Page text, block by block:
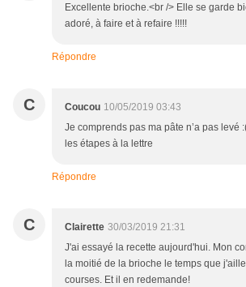
Excellente brioche.<br /> Elle se garde
adoré, à faire et à refaire !!!!!
Répondre
C Coucou 10/05/2019 03:43
Je comprends pas ma pâte n’a pas levé
les étapes à la lettre
Répondre
C Clairette 30/03/2019 21:31
J'ai essayé la recette aujourd'hui. Mon
la moitié de la brioche le temps que
courses. Et il en redemande!